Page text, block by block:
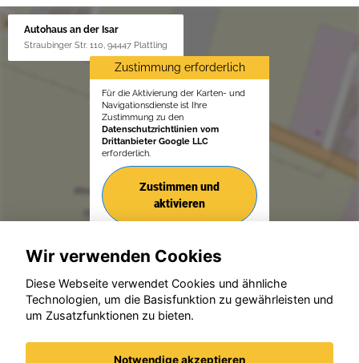
Autohaus an der Isar
Straubinger Str. 110, 94447 Plattling
Zustimmung erforderlich
Für die Aktivierung der Karten- und
Navigationsdienste ist Ihre
Zustimmung zu den
Datenschutzrichtlinien vom
Drittanbieter Google LLC
erforderlich.
Zustimmen und
aktivieren
© konjunkturmotor.de GmbH 2020 - 2026
Wir verwenden Cookies
Diese Webseite verwendet Cookies und ähnliche
Technologien, um die Basisfunktion zu gewährleisten und
um Zusatzfunktionen zu bieten.
Notwendige akzeptieren